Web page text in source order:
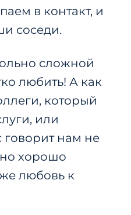
в контакт, и
соседи.
сложной
любить! А как
который
или
говорит нам не
хорошо
любовь к